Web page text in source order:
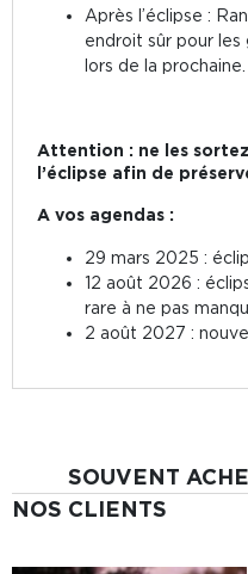
Après l’éclipse :
endroit sûr pour
lors de la prochaine.
Attention : ne les
l’éclipse afin de
A vos agendas :
29 mars 2025 :
12 août 2026 :
rare à ne pas
2 août 2027 :
SOUVENT
NOS CLIENTS